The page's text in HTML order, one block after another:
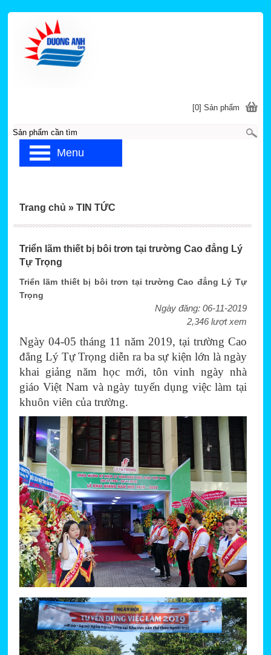
Triển lãm thiết bị bôi trơn tại trường Cao đẳng Lý
Tự Trọng
Triển lãm thiết bị bôi trơn tại trường Cao đẳng Lý Tự
Trọng
Ngày đăng: 06-11-2019
2,346 lượt xem
Ngày 04-05 tháng 11 năm 2019, tại trường Cao
đẳng Lý Tự Trọng diễn ra ba sự kiện lớn là ngày
khai giảng năm học mới, tôn vinh ngày nhà
giáo Việt Nam và ngày tuyển dụng việc làm tại
khuôn viên của trường.
Trang chủ » TIN TỨC
[0] Sản phẩm
Menu